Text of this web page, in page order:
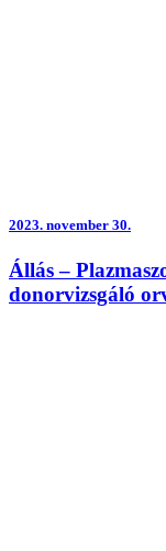
2023. november 30.
Állás –
donorvizsgáló